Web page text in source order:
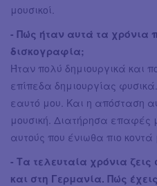
μουσικοί.
- Πώς ήταν αυτά τα χρόνια
δισκογραφία;
Ήταν πολύ δημιουργικά και
επίπεδα δημιουργίας
εαυτό μου. Και η απόσταση
μουσική. Διατήρησα επαφές
αυτούς που ένιωθα πιο κοντά
- Τα τελευταία χρόνια
και στη Γερμανία. Πώς